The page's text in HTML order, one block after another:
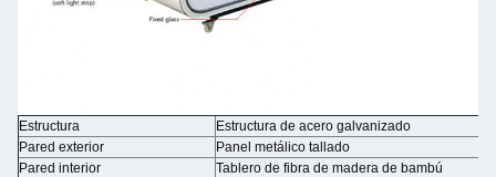
Estructura
Estructura de acero galvanizado
Pared exterior
Panel metálico tallado
Pared interior
Tablero de fibra de madera de bambú